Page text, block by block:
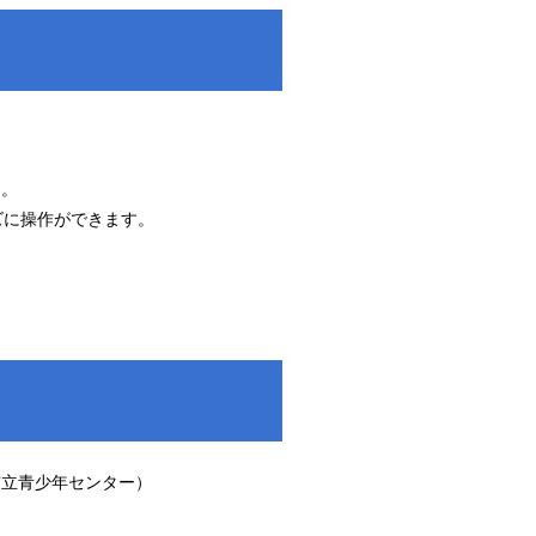
操作ができます。
青少年センター）